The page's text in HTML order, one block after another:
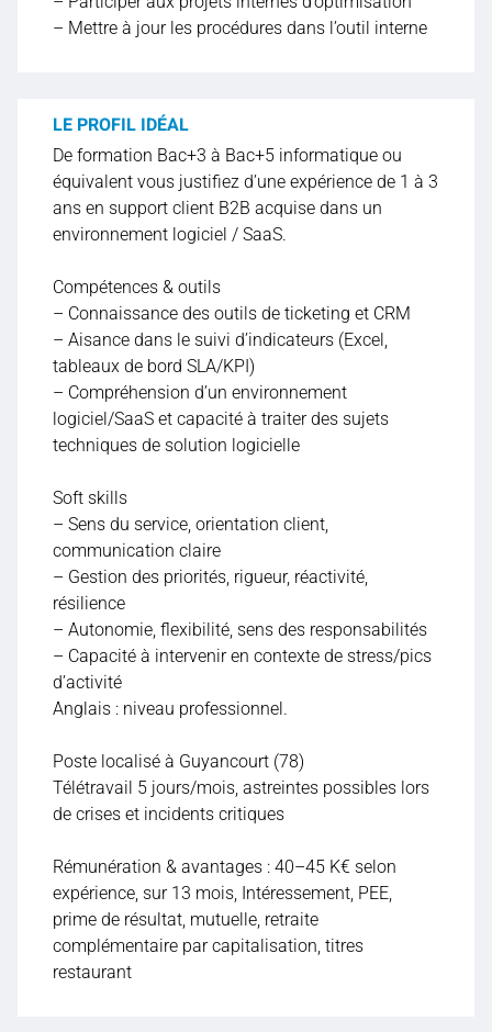
– Mettre à jour les procédures dans l’outil interne
LE PROFIL IDÉAL
De formation Bac+3 à Bac+5 informatique ou
équivalent vous justifiez d’une expérience de 1 à 3
ans en support client B2B acquise dans un
environnement logiciel / SaaS.
Compétences & outils
– Connaissance des outils de ticketing et CRM
– Aisance dans le suivi d’indicateurs (Excel,
tableaux de bord SLA/KPI)
– Compréhension d’un environnement
logiciel/SaaS et capacité à traiter des sujets
techniques de solution logicielle
Soft skills
– Sens du service, orientation client,
communication claire
– Gestion des priorités, rigueur, réactivité,
résilience
– Autonomie, flexibilité, sens des responsabilités
– Capacité à intervenir en contexte de stress/pics
d’activité
Anglais : niveau professionnel.
Poste localisé à Guyancourt (78)
Télétravail 5 jours/mois, astreintes possibles lors
de crises et incidents critiques
Rémunération & avantages : 40–45 K€ selon
expérience, sur 13 mois, Intéressement, PEE,
prime de résultat, mutuelle, retraite
complémentaire par capitalisation, titres
restaurant